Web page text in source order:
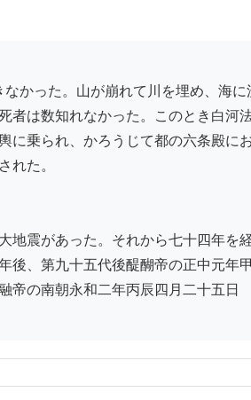
者は数知れなかった。このとき白河
乗られ、かろうじて都の六条殿に
れた。
地震があった。それから七十四年を
、第九十五代後醍醐帝の正中元年
帝の南朝永和二年丙辰四月二十五日